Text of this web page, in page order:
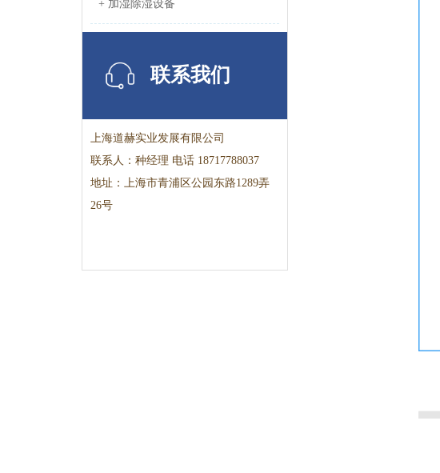
+ 加湿除湿设备
联系我们
上海道赫实业发展有限公司
联系人：种经理 电话 18717788037
地址： 上海市青浦区公园东路1289弄
26号